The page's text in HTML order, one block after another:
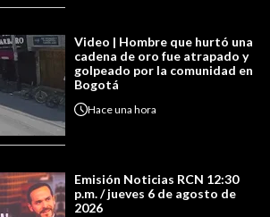
Video | Hombre que hurtó una
cadena de oro fue atrapado y
golpeado por la comunidad en
Bogotá
Haceuna hora
Emisión Noticias RCN 12:30
p.m. / jueves 6 de agosto de
2026